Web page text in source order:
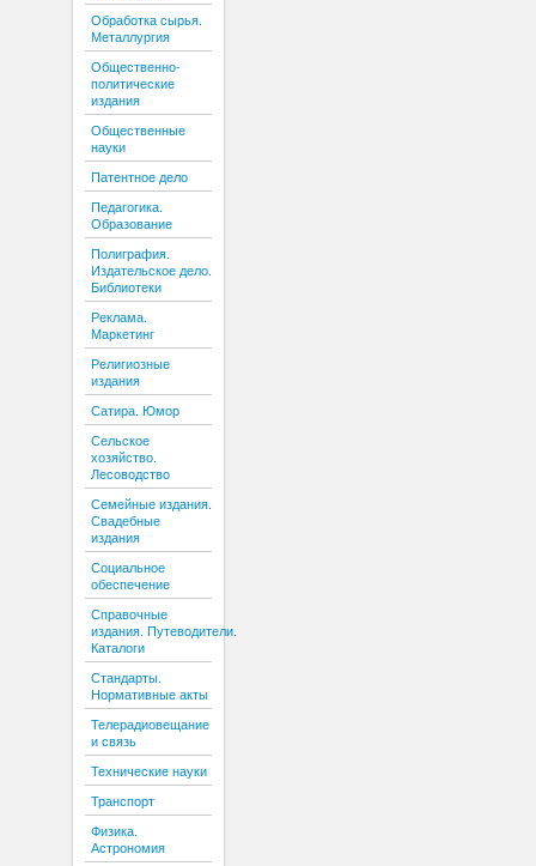
Обработка сырья.
Металлургия
Общественно-
политические
издания
Общественные
науки
Патентное дело
Педагогика.
Образование
Полиграфия.
Издательское дело.
Библиотеки
Реклама.
Маркетинг
Религиозные
издания
Сатира. Юмор
Сельское
хозяйство.
Лесоводство
Семейные издания.
Свадебные
издания
Социальное
обеспечение
Справочные
издания. Путеводители.
Каталоги
Стандарты.
Нормативные акты
Телерадиовещание
и связь
Технические науки
Транспорт
Физика.
Астрономия